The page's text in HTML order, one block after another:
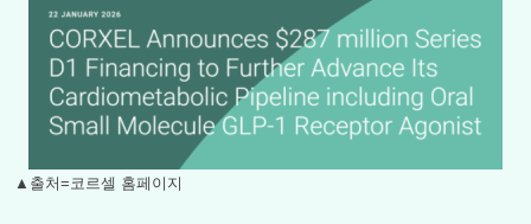
▲출처=코르셀 홈페이지